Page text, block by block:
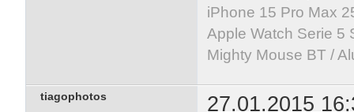
iPhone 15 Pro Max
Apple Watch Serie 5
Mighty Mouse BT /
tiagophotos 27.01.2015